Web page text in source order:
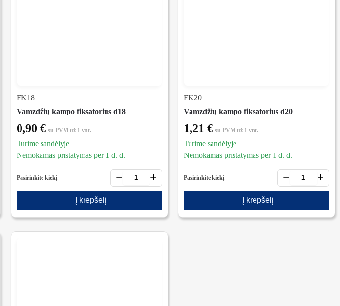
FK18
Vamzdžių kampo fiksatorius d18
0,90 € su PVMuž 1 vnt.
Turime sandėlyje
Nemokamas pristatymas per 1 d. d.
Pasirinkite kiekį − +
Į krepšelį
FK20
Vamzdžių kampo fiksatorius d20
1,21 € su PVMuž 1 vnt.
Turime sandėlyje
Nemokamas pristatymas per 1 d. d.
Pasirinkite kiekį − +
Į krepšelį